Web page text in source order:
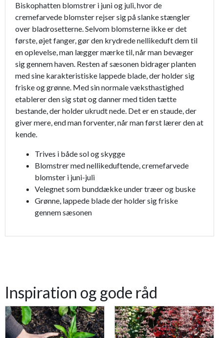
Biskophatten blomstrer i juni og juli, hvor de
cremefarvede blomster rejser sig på slanke stængler
over bladrosetterne. Selvom blomsterne ikke er det
første, øjet fanger, gør den krydrede nellikeduft dem til
en oplevelse, man lægger mærke til, når man bevæger
sig gennem haven. Resten af sæsonen bidrager planten
med sine karakteristiske lappede blade, der holder sig
friske og grønne. Med sin normale væksthastighed
etablerer den sig støt og danner med tiden tætte
bestande, der holder ukrudt nede. Det er en staude, der
giver mere, end man forventer, når man først lærer den at
kende.
Trives i både sol og skygge
Blomstrer med nellikeduftende, cremefarvede
blomster i juni-juli
Velegnet som bunddække under træer og buske
Grønne, lappede blade der holder sig friske
gennem sæsonen
Inspiration og gode råd